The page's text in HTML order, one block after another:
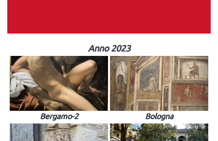
Anno 2023
Bergamo-2 Bologna